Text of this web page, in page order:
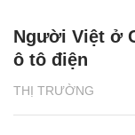
THỊ TRƯỜNG
Người Việt ở
ô tô điện